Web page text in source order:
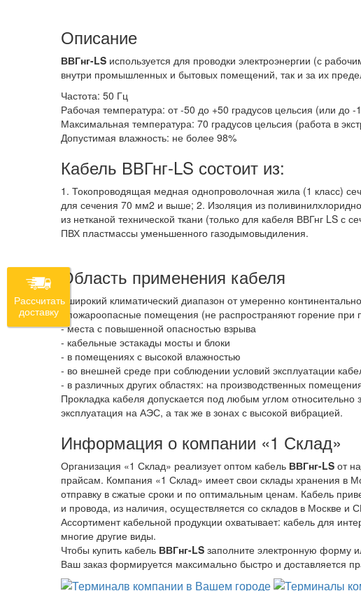
Описание
ВВГнг-LS используется для проводки электроэнергии (с
внутри промышленных и бытовых помещений, так и за их
Частота: 50 Гц
Рабочая температура: от -50 до +50 градусов цельсия (или до
Максимальная температура: 70 градусов цельсия (работа в
Допустимая влажность: не более 98%
Кабель ВВГнг-LS состоит из:
1. Токопроводящая медная однопроволочная жила (1 класс)
для сечения 70 мм2 и выше; 2. Изоляция из
из нетканой технической ткани (только для кабеля ВВГнг LS
ПВХ пластмассы уменьшенного газодымовыдиления.
Область применения кабеля
- широкий климатический диапазон от умеренно
- пожароопасные помещения (не распространяют горение при
- места с повышенной опасностью взрыва
- кабельные эстакады мосты и блоки
- в помещениях с высокой влажностью
- во внешней среде при соблюдении условий эксплуатации
- в различных других областях: на производственных
Прокладка кабеля допускается под любым углом
эксплуатация на АЭС, а так же в зонах с высокой вибрацией.
Информация о компании «1 Склад»
Организация «1 Склад» реализует оптом кабель ВВГнг-LS от
прайсам. Компания «1 Склад» имеет свои склады хранения в
отправку в сжатые сроки и по оптимальным ценам. Кабель
и провода, из наличия, осуществляется со складов в Москве и
Ассортимент кабельной продукции охватывает: кабель для
многие другие виды.
Чтобы купить кабель ВВГнг-LS заполните электронную форму
Ваш заказ формируется максимально быстро и доставляется
Рассчитать
доставку